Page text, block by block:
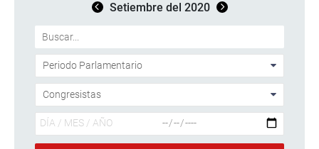
Setiembre del 2020